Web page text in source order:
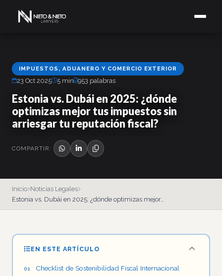
IMPUESTOS, ADUANERO Y COMERCIO EXTERIOR
23 Oct 2025 5 min 953 palabras
Estonia vs. Dubái en 2025: ¿dónde
optimizas mejor tus impuestos sin
arriesgar tu reputación fiscal?
COMPARTIR:
Inicio Noticias Legales
Estonia vs. Dubái en 2025: ¿dónde optimizas mejor…
EN ESTE ARTÍCULO
Checklist de Sostenibilidad Fiscal Internacional